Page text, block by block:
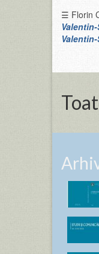
☰ Florin